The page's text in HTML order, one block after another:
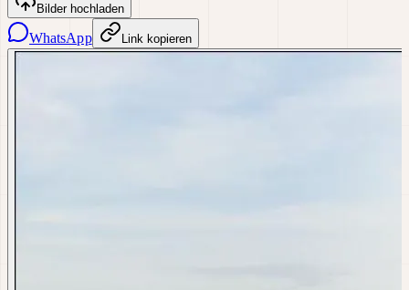
Bilder hochladen
WhatsApp Link kopieren